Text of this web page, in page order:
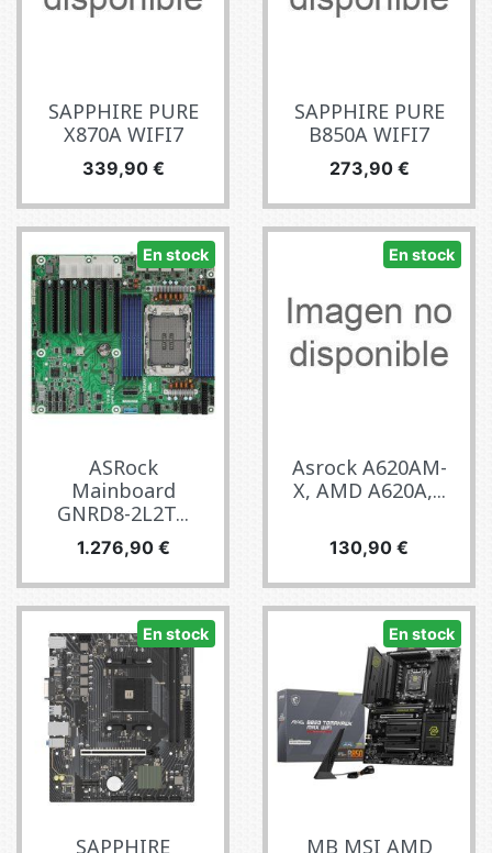
SAPPHIRE PURE
X870A WIFI7
Precio
339,90 €
SAPPHIRE PURE
B850A WIFI7
Precio
273,90 €
En stock
ASRock
Mainboard
GNRD8-2L2T...
Precio
1.276,90 €
En stock
Asrock A620AM-
X, AMD A620A,...
Precio
130,90 €
En stock
SAPPHIRE
En stock
MB MSI AMD